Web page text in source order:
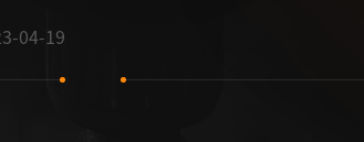
04-19